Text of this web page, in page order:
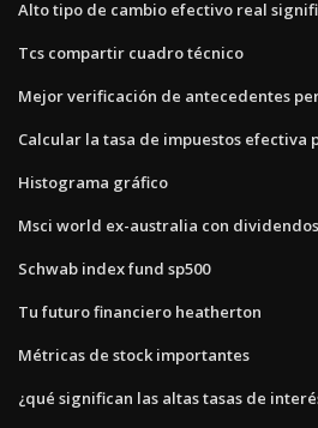
Alto tipo de cambio efectivo real
Tcs compartir cuadro técnico
Mejor verificación de antecedentes
Calcular la tasa de impuestos efectiva
Histograma gráfico
Msci world ex-australia con
Schwab index fund sp500
Tu futuro financiero heatherton
Métricas de stock importantes
¿qué significan las altas tasas de